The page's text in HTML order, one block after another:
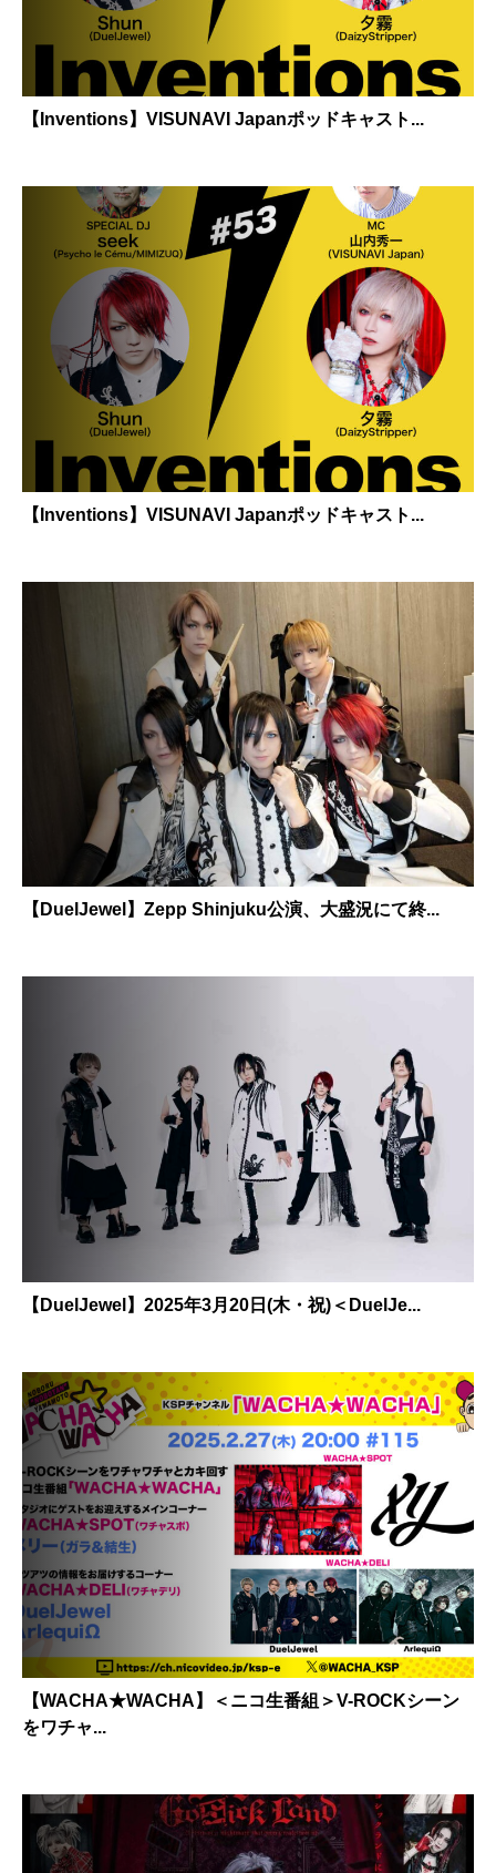
【Inventions】VISUNAVI Japanポッドキャスト...
【Inventions】VISUNAVI Japanポッドキャスト...
【DuelJewel】Zepp Shinjuku公演、大盛況にて終...
【DuelJewel】2025年3月20日(木・祝)＜DuelJe...
【WACHA★WACHA】＜ニコ生番組＞V-ROCKシーン
をワチャ...